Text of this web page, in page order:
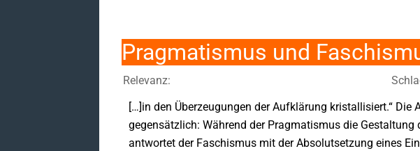
Pragmatismus und
Relevanz:
[…]in den Überzeugungen der Aufklärung kristallisiert.“
gegensätzlich: Während der Pragmatismus die
antwortet der Faschismus mit der Absolutsetzung eines